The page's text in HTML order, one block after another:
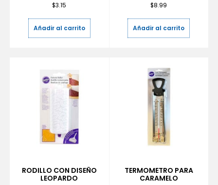
$3.15
Añadir al carrito
$8.99
Añadir al carrito
RODILLO CON DISEÑO
LEOPARDO
TERMOMETRO PARA
CARAMELO